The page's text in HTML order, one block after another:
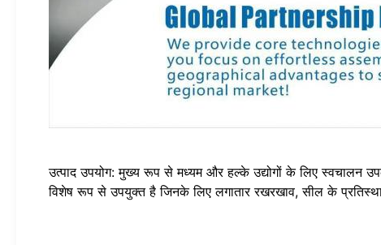
उत्पाद उपयोग: मुख्य रूप से मध्यम और हल्के उद्योगों के लिए स्वचालन
विशेष रूप से उपयुक्त है जिनके लिए लगातार रखरखाव, सील के